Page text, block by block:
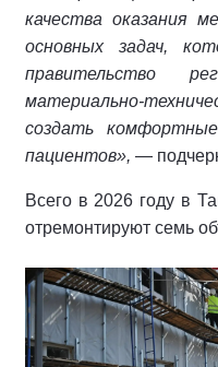
качества оказания
основных задач,
правительство
создать
пациентов», —
Всего в 2026 году в
отремонтируют семь